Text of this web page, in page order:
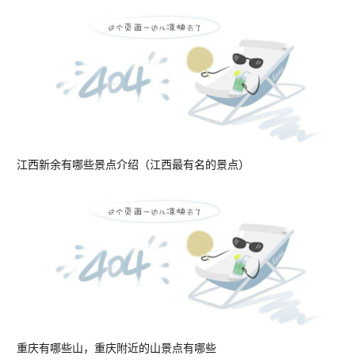
江西新余有哪些景点介绍（江西最有名的景点）
重庆有哪些山，重庆附近的山景点有哪些